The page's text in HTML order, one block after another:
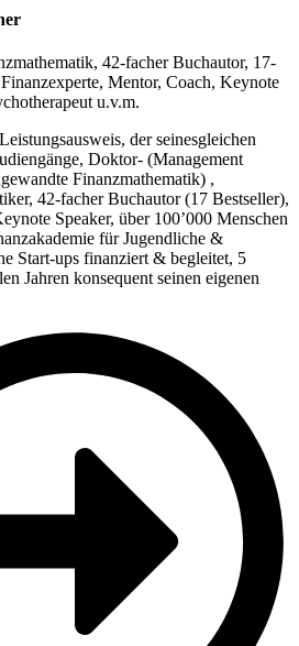
42-facher Buchautor, 17-
Mentor, Coach, Keynote
u.v.m.
der seinesgleichen
Doktor- (Management
Finanzmathematik) ,
42-facher Buchautor (17 Bestseller),
Speaker, über 100’000 Menschen
für Jugendliche &
Start-ups finanziert & begleitet, 5
Jahren konsequent seinen eigenen